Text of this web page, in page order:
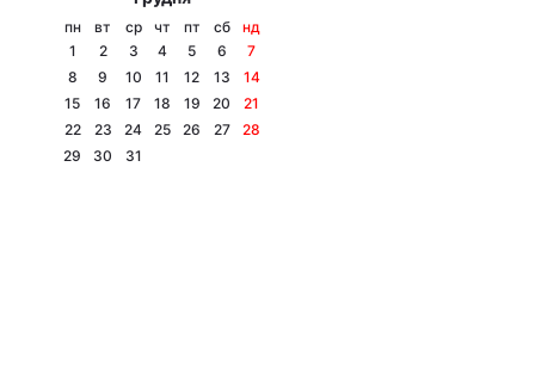
пн вт ср чт пт сб
нд
1
2 3 4 5 6
7
8
9 10 11 12 13
14
15
16 17 18 19 20
21
22
23 24 25 26 27
28
29
30 31